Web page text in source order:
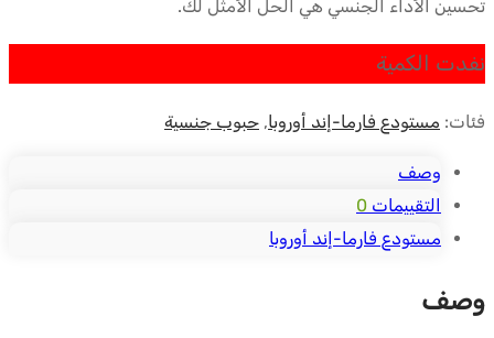
تحسين الأداء الجنسي هي الحل الأمثل لك.
نفدت الكمية
فئات: مستودع فارما-إند أوروبا, حبوب جنسية
وصف
التقييمات 0
مستودع فارما-إند أوروبا
وصف